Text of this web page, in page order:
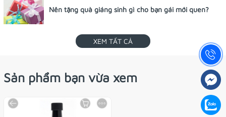
Nên tặng quà giáng sinh gì cho bạn gái mới quen?
XEM TẤT CẢ
Sản phẩm bạn vừa xem